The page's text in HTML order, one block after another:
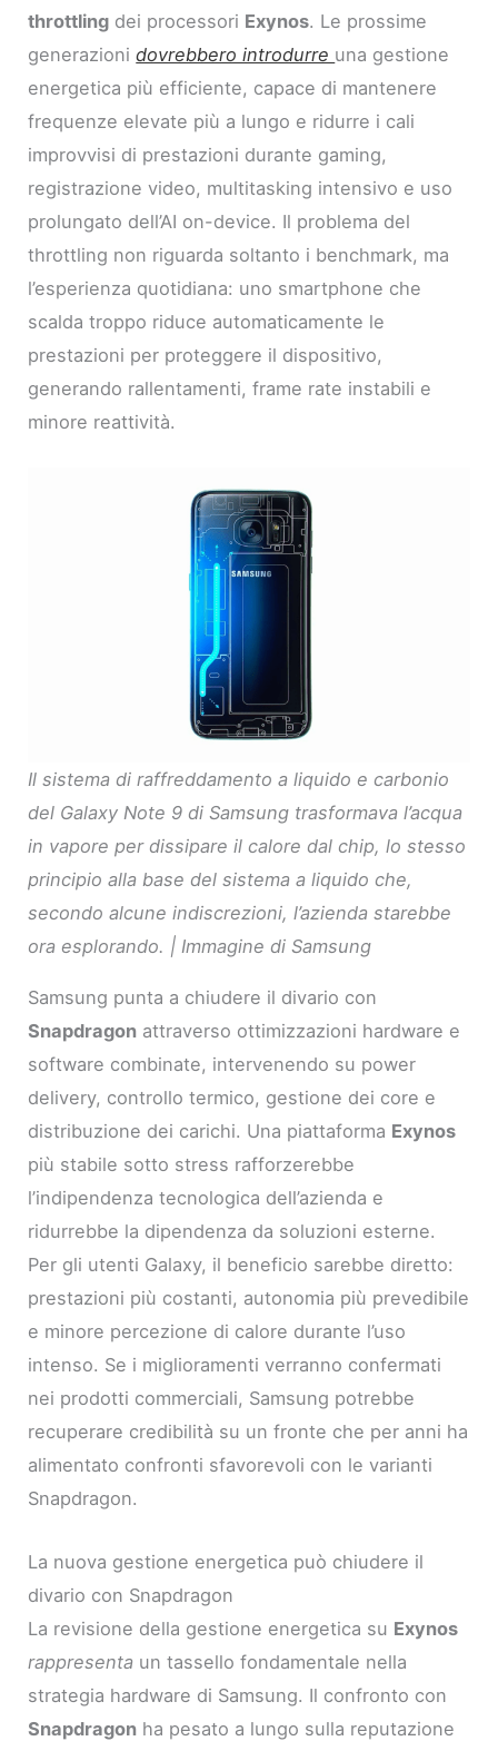
throttling dei processori Exynos. Le prossime
generazionidovrebbero introdurre una gestione
energetica più efficiente, capace di mantenere
frequenze elevate più a lungo e ridurre i cali
improvvisi di prestazioni durante gaming,
registrazione video, multitasking intensivo e uso
prolungato dell’AI on-device. Il problema del
throttling non riguarda soltanto i benchmark, ma
l’esperienza quotidiana: uno smartphone che
scalda troppo riduce automaticamente le
prestazioni per proteggere il dispositivo,
generando rallentamenti, frame rate instabili e
minore reattività.
Il sistema di raffreddamento a liquido e carbonio
del Galaxy Note 9 di Samsung trasformava l’acqua
in vapore per dissipare il calore dal chip, lo stesso
principio alla base del sistema a liquido che,
secondo alcune indiscrezioni, l’azienda starebbe
ora esplorando. | Immagine di Samsung
Samsung punta a chiudere il divario con
Snapdragon attraverso ottimizzazioni hardware e
software combinate, intervenendo su power
delivery, controllo termico, gestione dei core e
distribuzione dei carichi. Una piattaforma Exynos
più stabile sotto stress rafforzerebbe
l’indipendenza tecnologica dell’azienda e
ridurrebbe la dipendenza da soluzioni esterne.
Per gli utenti Galaxy, il beneficio sarebbe diretto:
prestazioni più costanti, autonomia più prevedibile
e minore percezione di calore durante l’uso
intenso. Se i miglioramenti verranno confermati
nei prodotti commerciali, Samsung potrebbe
recuperare credibilità su un fronte che per anni ha
alimentato confronti sfavorevoli con le varianti
Snapdragon.
La nuova gestione energetica può chiudere il
divario con Snapdragon
La revisione della gestione energetica su Exynos
rappresenta un tassello fondamentale nella
strategia hardware di Samsung. Il confronto con
Snapdragon ha pesato a lungo sulla reputazione